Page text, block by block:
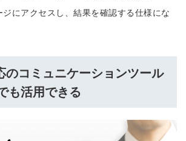
ジにアクセスし、結果を確認する仕様にな
のコミュニケーションツール
も活用できる